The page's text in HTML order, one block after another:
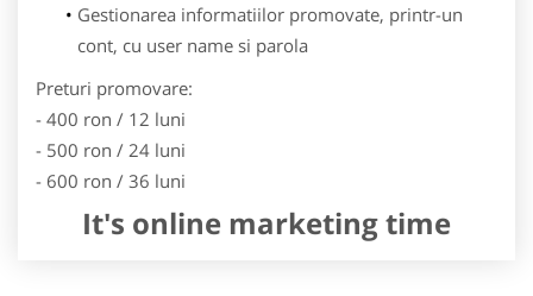
Gestionarea informatiilor promovate, printr-un
cont, cu user name si parola
Preturi promovare:
- 400 ron / 12 luni
- 500 ron / 24 luni
- 600 ron / 36 luni
It's online marketing time